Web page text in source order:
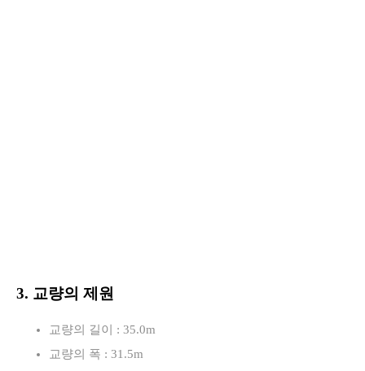
3. 교량의 제원
교량의 길이 : 35.0m
교량의 폭 : 31.5m